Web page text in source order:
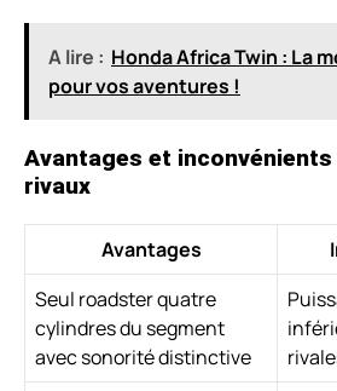
A lire : Honda Africa Twin : La
pour vos aventures !
Avantages et
rivaux
Avantages
Seul roadster quatre
cylindres du segment
avec sonorité distinctive